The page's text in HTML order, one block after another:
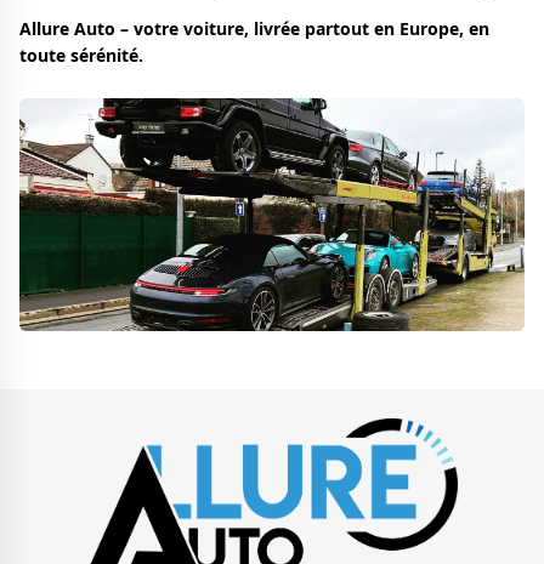
Allure Auto – votre voiture, livrée partout en Europe, en
toute sérénité.